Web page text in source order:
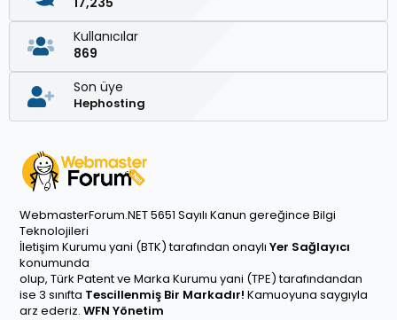
Kullanıcılar
869
Son üye
Hephosting
WebmasterForum.NET 5651 Sayılı Kanun gereğince Bilgi
Teknolojileri
İletişim Kurumu yani (BTK) tarafından onaylı Yer Sağlayıcı
konumunda
olup, Türk Patent ve Marka Kurumu yani (TPE) tarafındandan
ise 3 sınıfta Tescillenmiş Bir Markadır! Kamuoyuna saygıyla
arz ederiz. WFN Yönetim